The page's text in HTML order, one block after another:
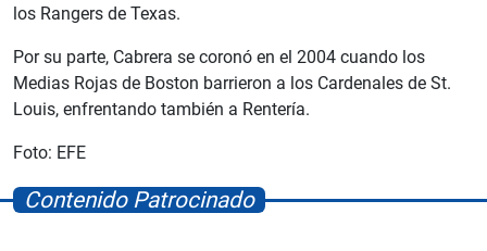
los Rangers de Texas.
Por su parte, Cabrera se coronó en el 2004 cuando los
Medias Rojas de Boston barrieron a los Cardenales de St.
Louis, enfrentando también a Rentería.
Foto: EFE
Contenido Patrocinado